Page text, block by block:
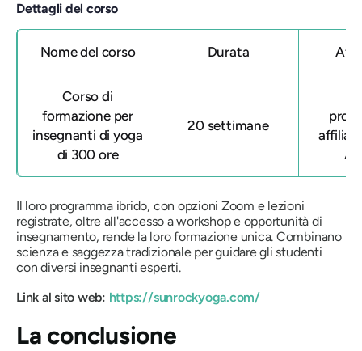
Dettagli del corso
Nome del corso Durata
Corso di
formazione per
insegnanti di yoga
di 300 ore
20 settimane
Il loro programma ibrido, con opzioni Zoom e lezioni
registrate, oltre all'accesso a workshop e opportunità di
insegnamento, rende la loro formazione unica. Combinano
scienza e saggezza tradizionale per guidare gli studenti
con diversi insegnanti esperti.
Link al sito web: https://sunrockyoga.com/
La conclusione